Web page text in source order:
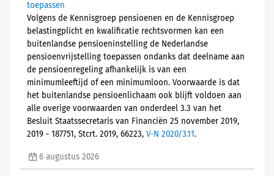
toepassen
Volgens de Kennisgroep pensioenen en de Kennisgroep
belastingplicht en kwalificatie rechtsvormen kan een
buitenlandse pensioeninstelling de Nederlandse
pensioenvrijstelling toepassen ondanks dat deelname aan
de pensioenregeling afhankelijk is van een
minimumleeftijd of een minimumloon. Voorwaarde is dat
het buitenlandse pensioenlichaam ook blijft voldoen aan
alle overige voorwaarden van onderdeel 3.3 van het
Besluit Staatssecretaris van Financiën 25 november 2019,
2019 - 187751, Stcrt. 2019, 66223, V-N 2020/3.11.
6 augustus 2026